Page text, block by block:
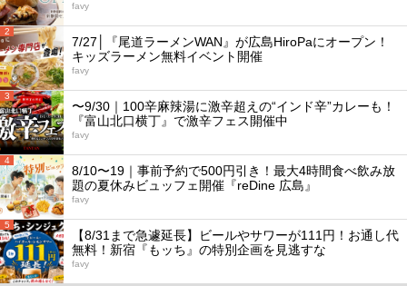
favy
2
7/27│『尾道ラーメンWAN』が広島HiroPaにオープン！
キッズラーメン無料イベント開催
favy
3
〜9/30｜100辛麻辣湯に激辛超えの“インド辛”カレーも！
『富山北口横丁』で激辛フェス開催中
favy
4
8/10〜19｜事前予約で500円引き！最大4時間食べ飲み放
題の夏休みビュッフェ開催『reDine 広島』
favy
5
【8/31まで急遽延長】ビールやサワーが111円！お通し代
無料！新宿『もッち』の特別企画を見逃すな
favy